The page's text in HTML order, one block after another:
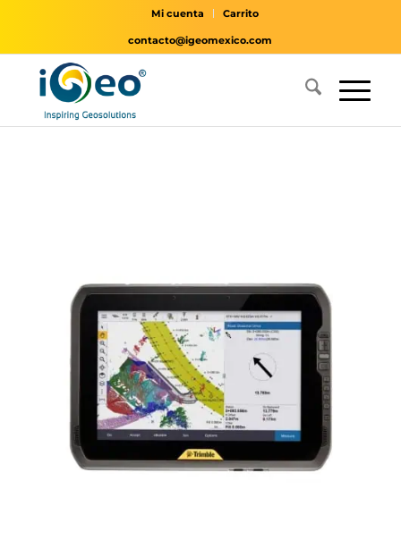
Mi cuenta Carrito
contacto@igeomexico.com